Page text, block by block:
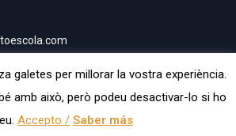
galetes per millorar la vostra experiència.
amb això, però podeu desactivar-lo si ho
Accepto / Saber más